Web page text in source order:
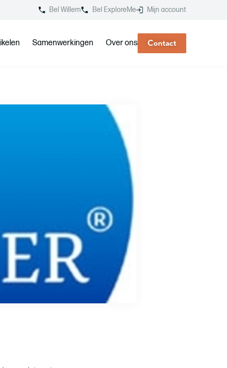
Bel Willem Bel ExploreMe Mijn account
Samenwerkingen Over ons Contact